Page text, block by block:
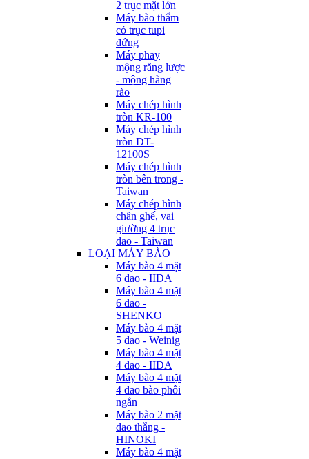
2 trục mặt lớn
Máy bào thẩm
có trục tupi
đứng
Máy phay
mộng răng lược
- mộng hàng
rào
Máy chép hình
tròn KR-100
Máy chép hình
tròn DT-
12100S
Máy chép hình
tròn bên trong -
Taiwan
Máy chép hình
chân ghế, vai
giường 4 trục
dao - Taiwan
LOẠI MÁY BÀO
Máy bào 4 mặt
6 dao - IIDA
Máy bào 4 mặt
6 dao -
SHENKO
Máy bào 4 mặt
5 dao - Weinig
Máy bào 4 mặt
4 dao - IIDA
Máy bào 4 mặt
4 dao bào phôi
ngắn
Máy bào 2 mặt
dao thẳng -
HINOKI
Máy bào 4 mặt